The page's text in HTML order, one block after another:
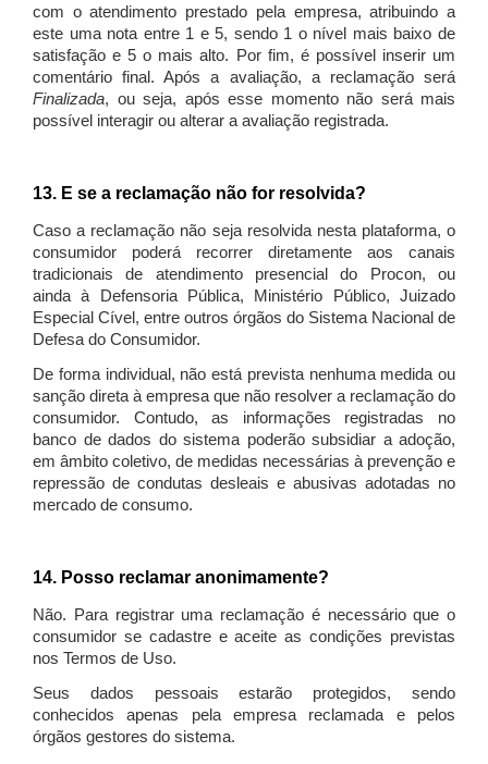
com o atendimento prestado pela empresa, atribuindo a
este uma nota entre 1 e 5, sendo 1 o nível mais baixo de
satisfação e 5 o mais alto. Por fim, é possível inserir um
comentário final. Após a avaliação, a reclamação será
Finalizada, ou seja, após esse momento não será mais
possível interagir ou alterar a avaliação registrada.
13. E se a reclamação não for resolvida?
Caso a reclamação não seja resolvida nesta plataforma, o
consumidor poderá recorrer diretamente aos canais
tradicionais de atendimento presencial do Procon, ou
ainda à Defensoria Pública, Ministério Público, Juizado
Especial Cível, entre outros órgãos do Sistema Nacional de
Defesa do Consumidor.
De forma individual, não está prevista nenhuma medida ou
sanção direta à empresa que não resolver a reclamação do
consumidor. Contudo, as informações registradas no
banco de dados do sistema poderão subsidiar a adoção,
em âmbito coletivo, de medidas necessárias à prevenção e
repressão de condutas desleais e abusivas adotadas no
mercado de consumo.
14. Posso reclamar anonimamente?
Não. Para registrar uma reclamação é necessário que o
consumidor se cadastre e aceite as condições previstas
nos Termos de Uso.
Seus dados pessoais estarão protegidos, sendo
conhecidos apenas pela empresa reclamada e pelos
órgãos gestores do sistema.